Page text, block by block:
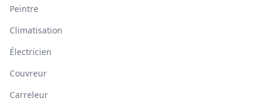
Peintre
Climatisation
Électricien
Couvreur
Carreleur